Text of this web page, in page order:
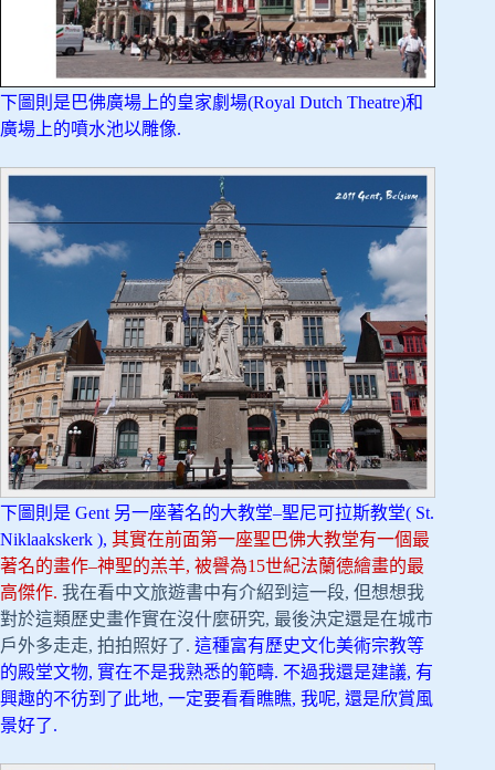
下圖則是巴佛廣場上的皇家劇場(Royal Dutch Theatre)和
廣場上的噴水池以雕像.
下圖則是 Gent 另一座著名的大教堂–聖尼可拉斯教堂( St.
Niklaakskerk ), 其實在前面第一座聖巴佛大教堂有一個最
著名的畫作–神聖的羔羊, 被譽為15世紀法蘭德繪畫的最
高傑作. 我在看中文旅遊書中有介紹到這一段, 但想想我
對於這類歷史畫作實在沒什麼研究, 最後決定還是在城市
戶外多走走, 拍拍照好了. 這種富有歷史文化美術宗教等
的殿堂文物, 實在不是我熟悉的範疇. 不過我還是建議, 有
興趣的不彷到了此地, 一定要看看瞧瞧, 我呢, 還是欣賞風
景好了.